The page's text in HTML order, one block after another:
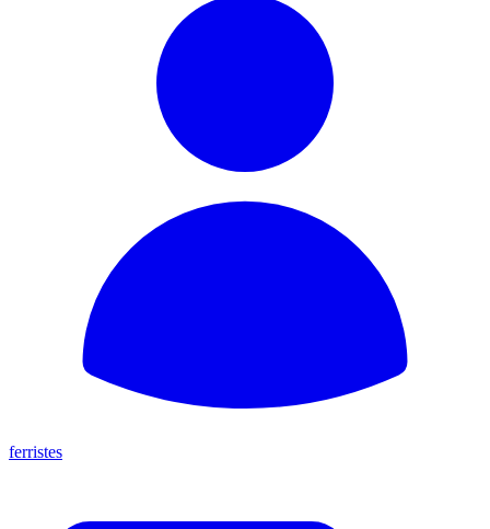
ferristes